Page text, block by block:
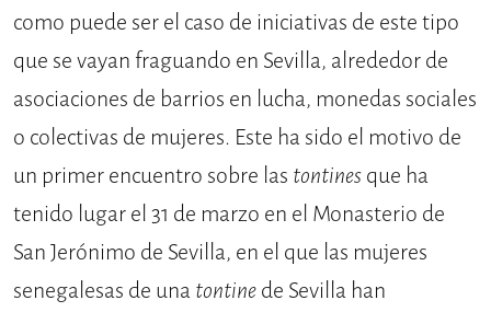
como puede ser el caso de iniciativas de este tipo
que se vayan fraguando en Sevilla, alrededor de
asociaciones de barrios en lucha, monedas sociales
o colectivas de mujeres. Este ha sido el motivo de
un primer encuentro sobre las tontinesque ha
tenido lugar el 31 de marzo en el Monasterio de
San Jerónimo de Sevilla, en el que las mujeres
senegalesas de unatontinede Sevilla han